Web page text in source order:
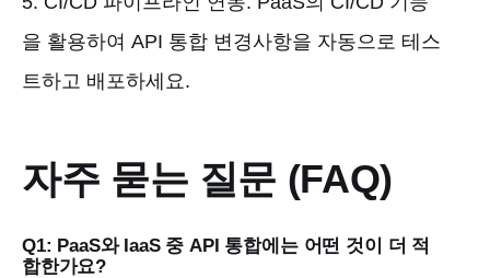
을 활용하여 API 통합 변경사항을 자동으로 테스
트하고 배포하세요.
자주 묻는 질문 (FAQ)
Q1: PaaS와 IaaS 중 API 통합에는 어떤 것이 더 적
합한가요?